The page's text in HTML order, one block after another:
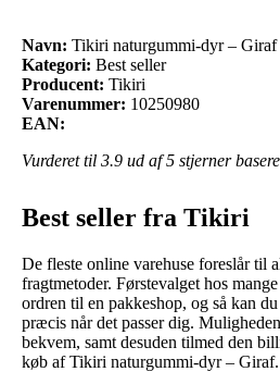
Navn: Tikiri naturgummi-dyr – Giraf
Kategori: Best seller
Producent: Tikiri
Varenummer: 10250980
EAN:
Vurderet til 3.9 ud af 5 stjerner
Best seller fra Tikiri
De fleste online varehuse foreslår til
fragtmetoder. Førstevalget hos
ordren til en pakkeshop, og så kan
præcis når det passer dig.
bekvem, samt desuden tilmed den
køb af Tikiri naturgummi-dyr – Giraf.